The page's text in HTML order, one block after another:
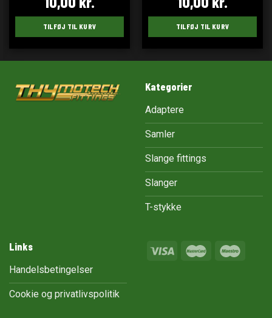
TILFØJ TIL KURV TILFØJ TIL KURV
Kategorier
Adaptere
Samler
Slange fittings
Slanger
T-stykke
Links
Handelsbetingelser
Cookie og privatlivspolitik